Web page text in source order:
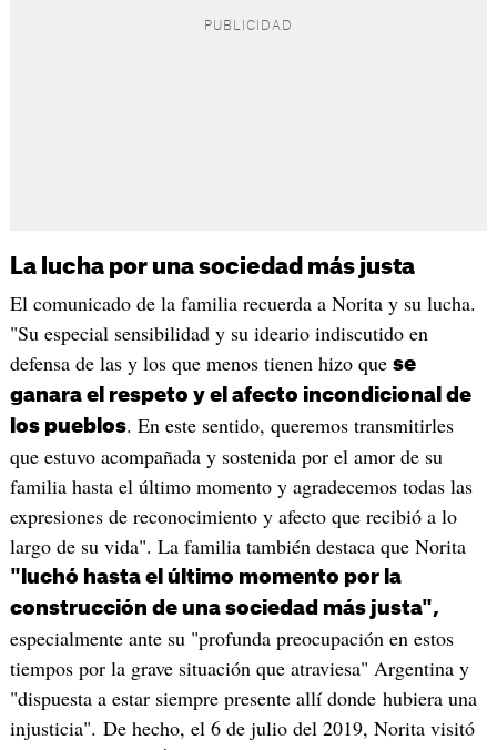
La lucha por una sociedad más justa
El comunicado de la familia recuerda a Norita y su lucha.
"Su especial sensibilidad y su ideario indiscutido en
defensa de las y los que menos tienen hizo que se
ganara el respeto y el afecto incondicional de
los pueblos. En este sentido, queremos transmitirles
que estuvo acompañada y sostenida por el amor de su
familia hasta el último momento y agradecemos todas las
expresiones de reconocimiento y afecto que recibió a lo
largo de su vida". La familia también destaca que Norita
"luchó hasta el último momento por la
construcción de una sociedad más justa",
especialmente ante su "profunda preocupación en estos
tiempos por la grave situación que atraviesa" Argentina y
"dispuesta a estar siempre presente allí donde hubiera una
injusticia". De hecho, el 6 de julio del 2019, Norita visitó